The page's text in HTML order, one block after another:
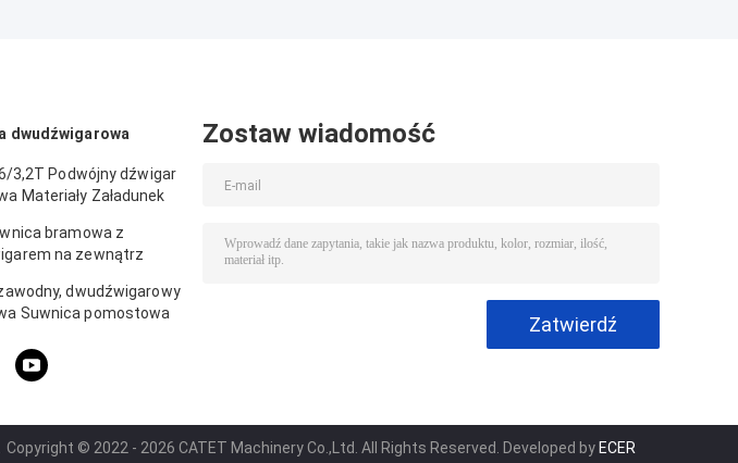
dwudźwigarowa
3,2T Podwójny dźwigar
Materiały Załadunek
bramowa z
na zewnątrz
dwudźwigarowy
Suwnica pomostowa
Zostaw wiadomość
Copyright © 2022 - 2026 CATET Machinery Co.,Ltd. All Rights Reserved. Developed by ECER